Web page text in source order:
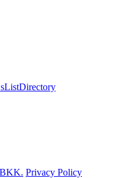
ListDirectory
Privacy Policy